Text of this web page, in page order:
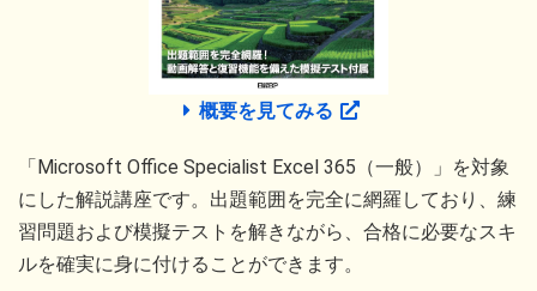
概要を見てみる
「Microsoft Office Specialist Excel 365（一般）」を対象
にした解説講座です。出題範囲を完全に網羅しており、練
習問題および模擬テストを解きながら、合格に必要なスキ
ルを確実に身に付けることができます。